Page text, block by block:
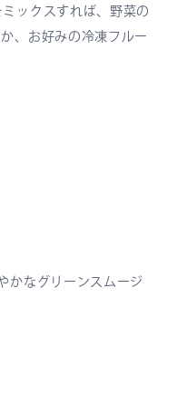
ックスすれば、野菜の
、お好みの冷凍フルー
かなグリーンスムージ